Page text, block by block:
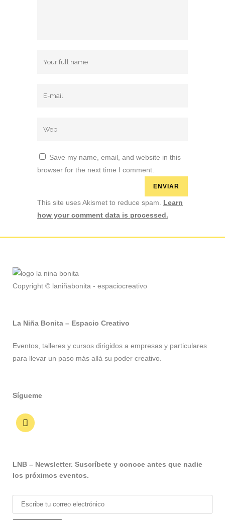
Save my name, email, and website in this
browser for the next time I comment.
This site uses Akismet to reduce spam. Learn
how your comment data is processed.
Copyright © laniñabonita - espaciocreativo
La Niña Bonita – Espacio Creativo
Eventos, talleres y cursos dirigidos a empresas y particulares
para llevar un paso más allá su poder creativo.
Sígueme
LNB – Newsletter. Suscríbete y conoce antes que nadie
los próximos eventos.